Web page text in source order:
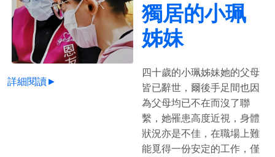
詳細閱讀►
獨居的小珮
姊妹
四十歲的小珮姊妹她的父母
皆已辭世，爾後手足間也因
為父母均已不在而沒了聯
繫，她罹患高度近視，身體
狀況亦是不佳，在職場上難
能覓得一份安定的工作，僅